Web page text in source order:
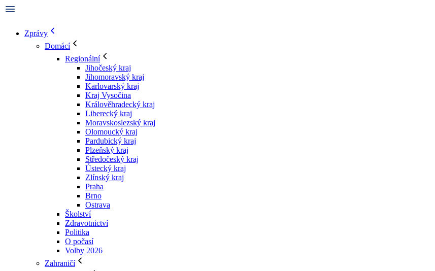
Zprávy
Domácí
Regionální
Jihočeský kraj
Jihomoravský kraj
Karlovarský kraj
Kraj Vysočina
Králověhradecký kraj
Liberecký kraj
Moravskoslezský kraj
Olomoucký kraj
Pardubický kraj
Plzeňský kraj
Středočeský kraj
Ústecký kraj
Zlínský kraj
Praha
Brno
Ostrava
Školství
Zdravotnictví
Politika
O počasí
Volby 2026
Zahraničí